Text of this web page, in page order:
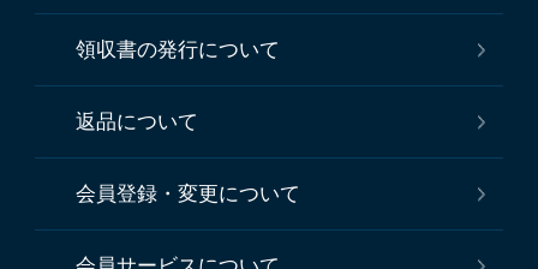
領収書の発行について
返品について
会員登録・変更について